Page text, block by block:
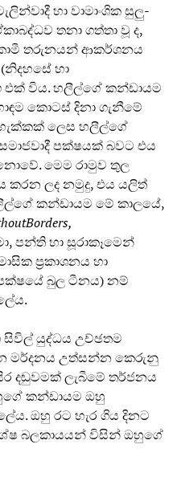
හා වාමාංශික සුලු-
තනා ගත්තා වූ ද,
තරුනයන් ආකර්ශනය
හා
විය. හලීල්ගේ කන්ඩායම
කොටස් දිනා ගැනීමේ
ලෙස හලීල්ගේ
පක්ෂයක් බවට එය
මෙම රාමුව තුල
කරන ලද නමුදු, එය යලිත්
කන්ඩායම මේ කාලයේ,
Borders,
පන්ති හා සූරාකෑමෙන්
ප්‍රකාශනය හා
බුල ටීනය) නම්
සිවිල් යුද්ධය උච්ඡතම
මර්දනය උත්සන්න කෙරුනු
දඬුවමක් ලැබීමේ තර්ජනය
කන්ඩායම ඔහු
ඔහු රට හැර ගිය දිනට
බලකායයන් විසින් ඔහුගේ